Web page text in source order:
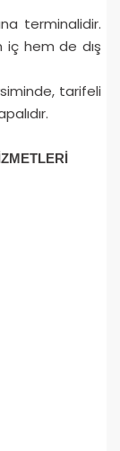
terminalidir.
iç hem de dış
tarifeli